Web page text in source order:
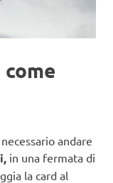
andare
in una fermata di
la card al